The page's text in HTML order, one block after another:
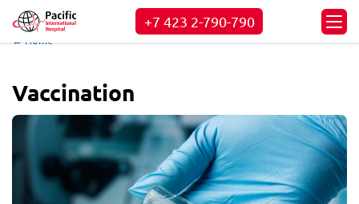
+7 423 2-790-790
← Home
Vaccination